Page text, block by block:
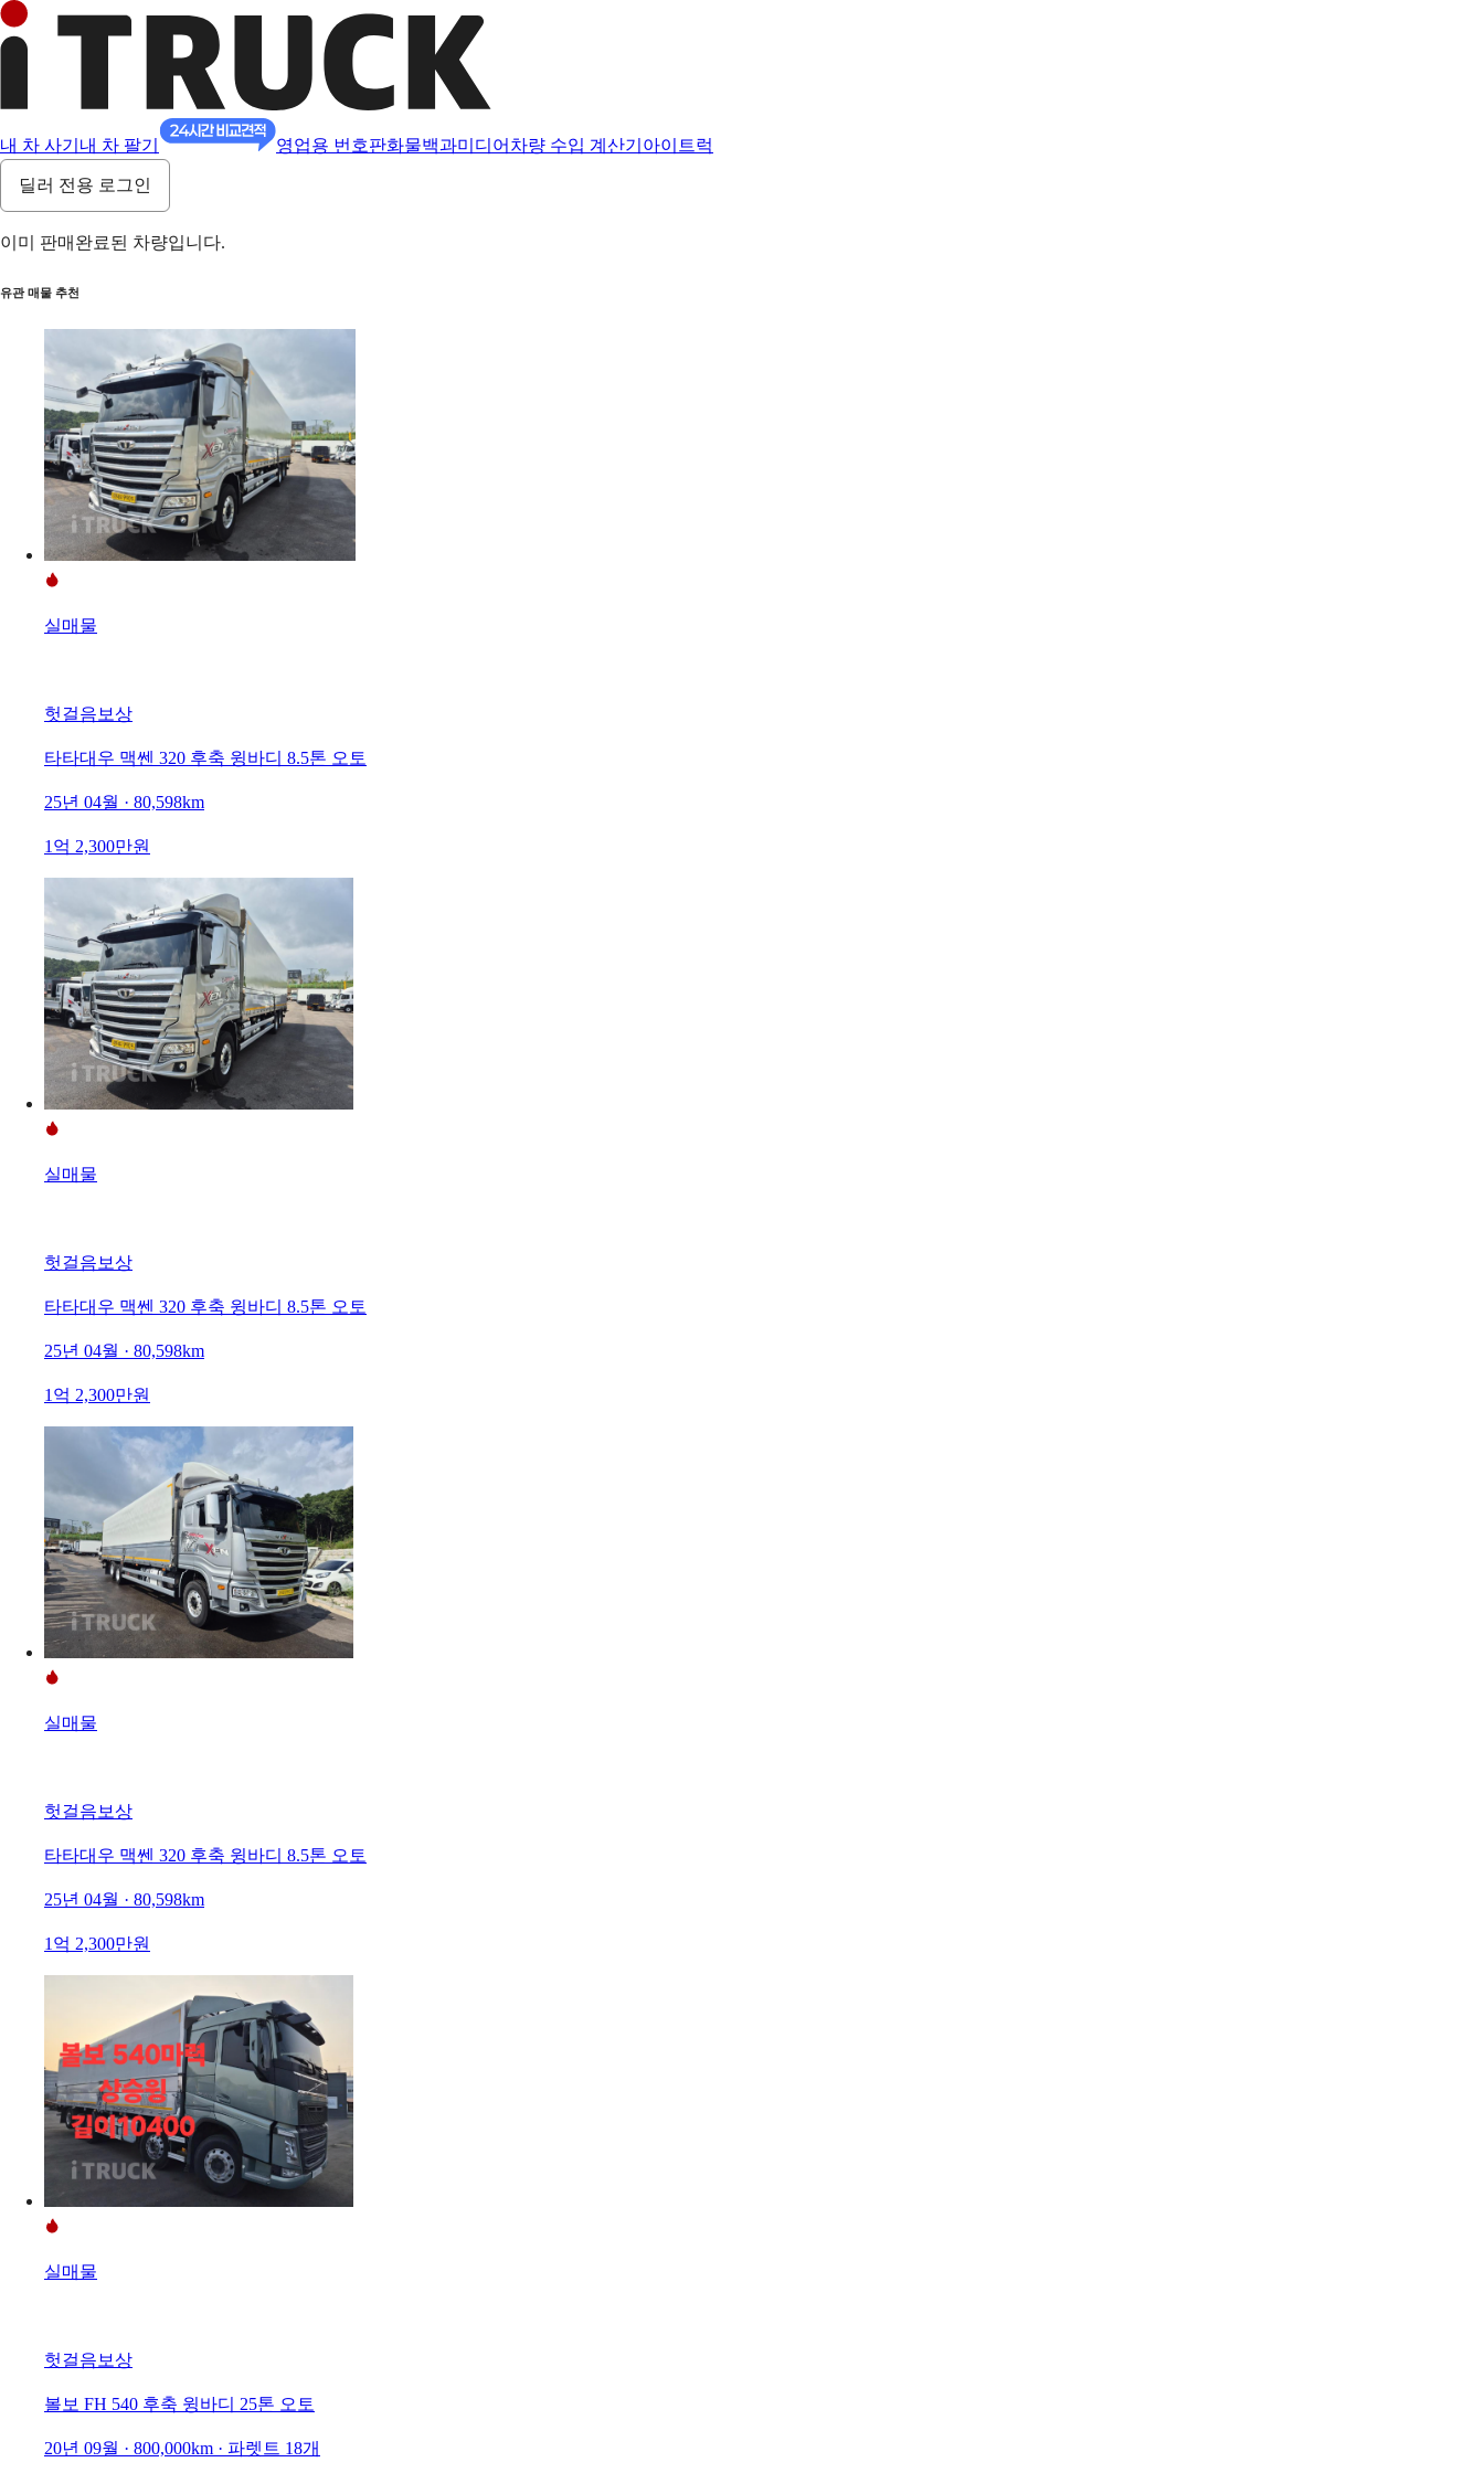
내 차 사기 내 차 팔기 영업용 번호판화물백과미디어 차량 수입 계산기 아이트럭
딜러 전용 로그인
이미 판매완료된 차량입니다.
유관 매물 추천
실매물
헛걸음보상
타타대우 맥쎈 320 후축 윙바디 8.5톤 오토
25년 04월 · 80,598km
1억 2,300만원
실매물
헛걸음보상
타타대우 맥쎈 320 후축 윙바디 8.5톤 오토
25년 04월 · 80,598km
1억 2,300만원
실매물
헛걸음보상
타타대우 맥쎈 320 후축 윙바디 8.5톤 오토
25년 04월 · 80,598km
1억 2,300만원
실매물
헛걸음보상
볼보 FH 540 후축 윙바디 25톤 오토
20년 09월 · 800,000km · 파렛트 18개